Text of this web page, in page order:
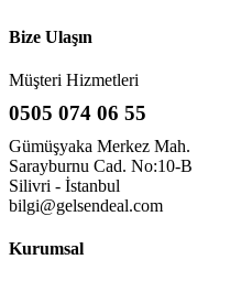
Bize Ulaşın
Müşteri Hizmetleri
0505 074 06 55
Gümüşyaka Merkez Mah.
Sarayburnu Cad. No:10-B
Silivri - İstanbul
bilgi@gelsendeal.com
Kurumsal